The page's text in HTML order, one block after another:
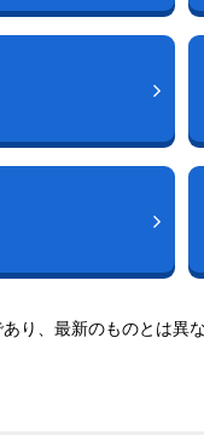
り、最新のものとは異